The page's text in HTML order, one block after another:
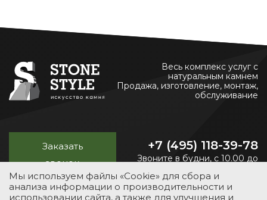
Весь комплекс услуг с
натуральным камнем
Продажа, изготовление, монтаж,
обслуживание
Заказать
звонок
+7 (495) 118-39-78
Звоните в будни, с 10.00 до
Мы используем файлы «Cookie» для сбора и
анализа информации о производительности и
использовании сайта, а также для улучшения и